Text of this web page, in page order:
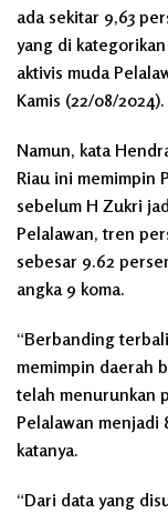
ada sekitar 9,63
yang di
aktivis muda
Kamis (22/08/2024).
Namun, kata
Riau ini memimpin
sebelum H Zukri
Pelalawan, tren
sebesar 9.62
angka 9 koma.
“Berbanding
memimpin daerah
telah menurunkan
Pelalawan menjadi
katanya.
“Dari data yang